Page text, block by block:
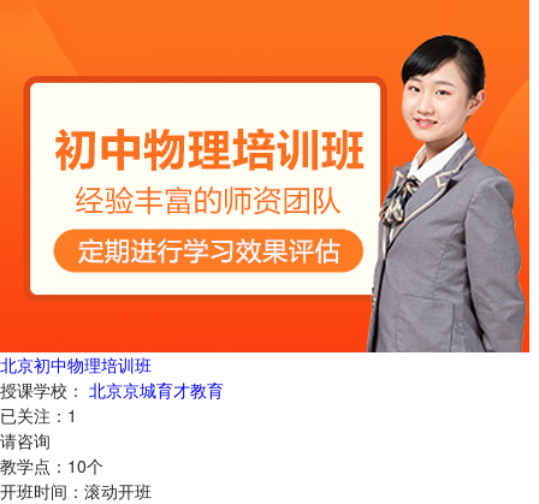
北京初中物理培训班
授课学校： 北京京城育才教育
已关注： 1
请咨询
教学点： 10个
开班时间： 滚动开班